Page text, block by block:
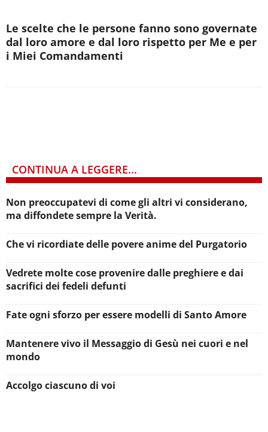
Le scelte che le persone fanno sono governate
dal loro amore e dal loro rispetto per Me e per
i Miei Comandamenti
CONTINUA A LEGGERE...
Non preoccupatevi di come gli altri vi considerano,
ma diffondete sempre la Verità.
Che vi ricordiate delle povere anime del Purgatorio
Vedrete molte cose provenire dalle preghiere e dai
sacrifici dei fedeli defunti
Fate ogni sforzo per essere modelli di Santo Amore
Mantenere vivo il Messaggio di Gesù nei cuori e nel
mondo
Accolgo ciascuno di voi